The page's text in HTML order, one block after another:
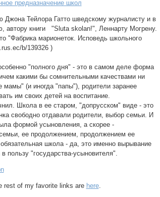
предназначение школ
Джона Тейлора Гатто шведскому журналисту и в
автору книги "Sluta skolan!", Леннарту Могрену.
"Фабрика марионеток. Исповедь школьного
b/139326 )
"полного дня" - это в самом деле форма
какими бы сомнительными качествами ни
мамы" (и иногда "папы"), родители заранее
им своих детей на воспитание.
Школа в ее старом, "допрусском" виде - это
свободно отдавали родители, выбор семьи. И
формой усыновления, а скорее -
ее продолжением, продолжением ее
школа - да, это именно вырывание
пользу "государства-усыновителя".
rest of my favorite links are here.